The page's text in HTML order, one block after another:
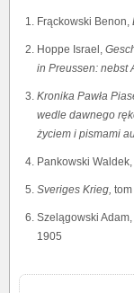
Frąckowski Benon,
Hoppe Israel,
in Preussen: nebst
Kronika Pawła
wedle dawnego
życiem i pismami
Pankowski Waldek,
Sveriges Krieg,
Szelągowski Adam,
1905